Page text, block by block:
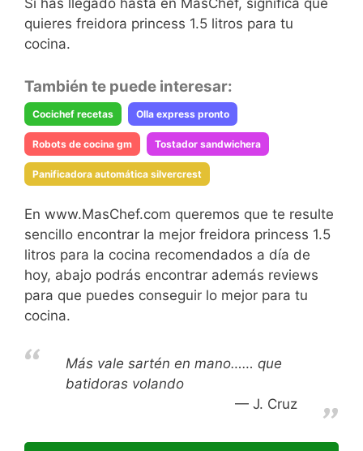
Si has llegado hasta en MasChef, significa que
quieres freidora princess 1.5 litros para tu
cocina.
También te puede interesar:
Cocichef recetas Olla express pronto
Robots de cocina gm Tostador sandwichera
Panificadora automática silvercrest
En www.MasChef.com queremos que te resulte
sencillo encontrar la mejor freidora princess 1.5
litros para la cocina recomendados a día de
hoy, abajo podrás encontrar además reviews
para que puedes conseguir lo mejor para tu
cocina.
Más vale sartén en mano…… que
batidoras volando
J. Cruz